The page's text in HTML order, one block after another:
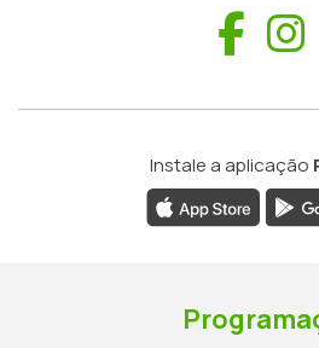
Instale a aplicação